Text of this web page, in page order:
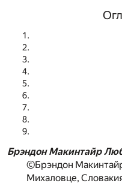
Брэндон Макинтайр
©Брэндон
Михаловце,